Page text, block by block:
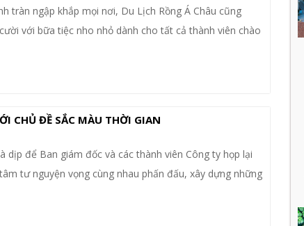
tràn ngập khắp mọi nơi, Du Lịch Rồng Á Châu cũng
với bữa tiệc nho nhỏ dành cho tất cả thành viên chào
CHỦ ĐỀ SẮC MÀU THỜI GIAN
để Ban giám đốc và các thành viên Công ty họp lại
tư nguyện vọng cùng nhau phấn đấu, xây dựng những